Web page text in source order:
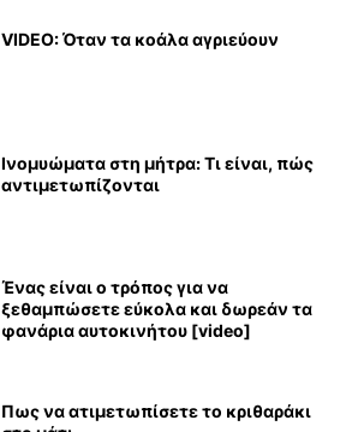
VIDEO: Όταν τα κοάλα αγριεύουν
Ινομυώματα στη μήτρα: Τι είναι, πώς
αντιμετωπίζονται
Ένας είναι ο τρόπος για να
ξεθαμπώσετε εύκολα και δωρεάν τα
φανάρια αυτοκινήτου [video]
Πως να ατιμετωπίσετε το κριθαράκι